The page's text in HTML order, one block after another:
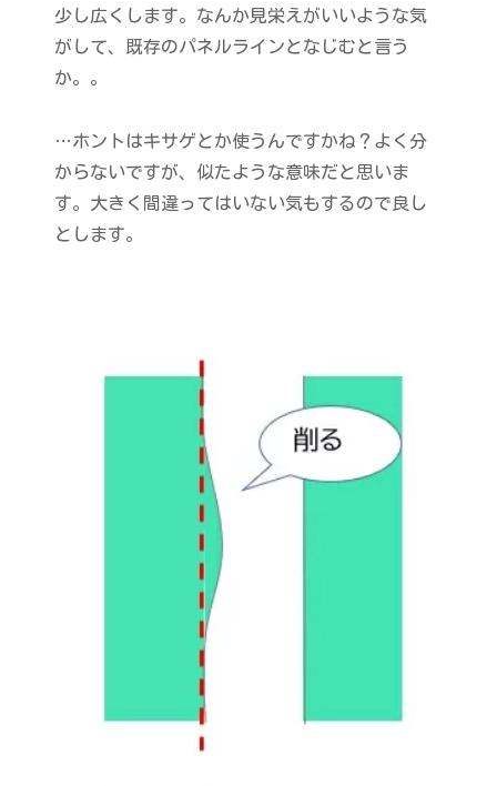
少し広くします。なんか見栄えがいいような気
がして、既存のパネルラインとなじむと言う
か。。
…ホントはキサゲとか使うんですかね？よく分
からないですが、似たような意味だと思いま
す。大きく間違ってはいない気もするので良し
とします。